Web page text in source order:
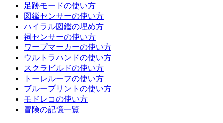
足跡モードの使い方
図鑑センサーの使い方
ハイラル図鑑の埋め方
祠センサーの使い方
ワープマーカーの使い方
ウルトラハンドの使い方
スクラビルドの使い方
トーレルーフの使い方
ブループリントの使い方
モドレコの使い方
冒険の記憶一覧